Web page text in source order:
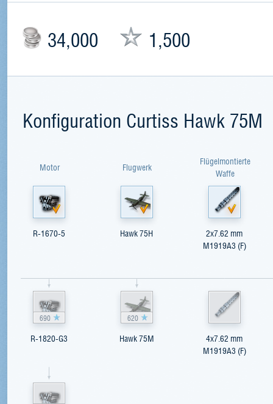
34,000 1,500
Konfiguration Curtiss Hawk 75M
Motor
R-1670-5
690
R-1820-G3
Flugwerk
Hawk 75H
620
Hawk 75M
Flügelmontierte
Waffe
2x7.62 mm
M1919A3 (F)
4x7.62 mm
M1919A3 (F)